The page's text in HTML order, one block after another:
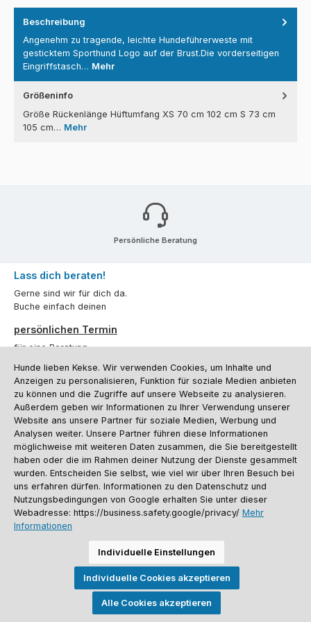
Beschreibung
Angenehm zu tragende, leichte Hundeführerweste mit
gesticktem Sporthund Logo auf der Brust.Die vorderseitigen
Eingriffstasch… Mehr
Größeninfo
Größe Rückenlänge Hüftumfang XS 70 cm 102 cm S 73 cm
105 cm… Mehr
Persönliche Beratung
Lass dich beraten!
Gerne sind wir für dich da.
Buche einfach deinen
persönlichen Termin
für eine Beratung.
Oder über unserKontaktformular.
Vertrag widerrufen
Kundenservice
Informationen
Social Media und Kontakt
Versandinformationen
Batterieentsorgung
Warenrücksendung Sporthund Katalog
Alle Preise inkl. gesetzl. Mehrwertsteuer zzgl.Versandkosten
anders angegeben. Preise vor dem Login werden in Euro (DE) angezeigt.
Streichpreise = UVP-Preise. Abbildungen ähnlich. Änderungen
vorbehalten.
© 2026 Sporthund - Alle Rechte vorbehalten. Theme by
Hunde lieben Kekse. Wir verwenden Cookies, um Inhalte und
Anzeigen zu personalisieren, Funktion für soziale Medien anbieten
zu können und die Zugriffe auf unsere Webseite zu analysieren.
Außerdem geben wir Informationen zu Ihrer Verwendung unserer
Website ans unsere Partner für soziale Medien, Werbung und
Analysen weiter. Unsere Partner führen diese Informationen
möglichweise mit weiteren Daten zusammen, die Sie bereitgestellt
haben oder die im Rahmen deiner Nutzung der Dienste gesammelt
wurden. Entscheiden Sie selbst, wie viel wir über Ihren Besuch bei
uns erfahren dürfen. Informationen zu den Datenschutz und
Nutzungsbedingungen von Google erhalten Sie unter dieser
Webadresse: https://business.safety.google/privacy/ Mehr
Informationen
Individuelle Einstellungen
Individuelle Cookies akzeptieren
Alle Cookies akzeptieren